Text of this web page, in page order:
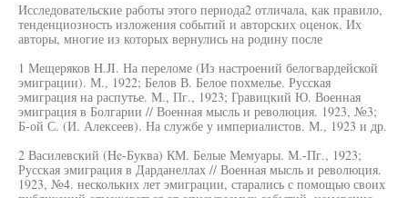
Исследовательские работы этого периода2 отличала, как правило,
тенденциозность изложения событий и авторских оценок. Их
авторы, многие из которых вернулись на родину после
1 Мещеряков H.JI. На переломе (Из настроений белогвардейской
эмиграции). М., 1922; Белов В. Белое похмелье. Русская
эмиграция на распутье. М., Пг., 1923; Гравицкий Ю. Военная
эмиграция в Болгарии // Военная мысль и революция. 1923, №3;
Б-ой С. (И. Алексеев). На службе у империалистов. М., 1923 и др.
2 Василевский (He-Буква) КМ. Белые Мемуары. М.-Пг., 1923;
Русская эмиграция в Дарданеллах // Военная мысль и революция.
1923, №4. нескольких лет эмиграции, старались с помощью своих